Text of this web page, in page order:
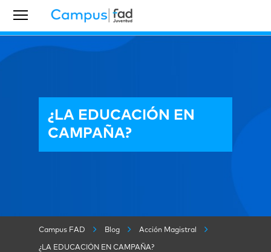
¿LA EDUCACIÓN EN
CAMPAÑA?
Campus FAD Blog Acción Magistral
¿LA EDUCACIÓN EN CAMPAÑA?